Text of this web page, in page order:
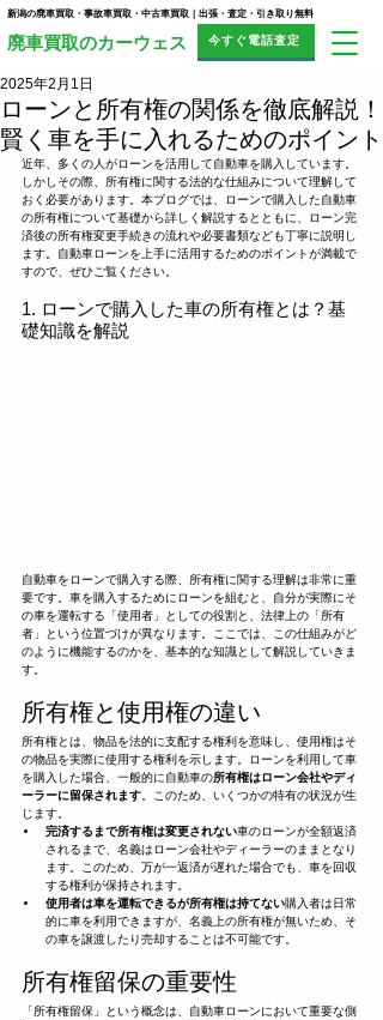
今すぐ電話査定
​廃車買取のカーウェス
新潟の廃車買取・事故車買取・中古車買取｜出張・査定・引き取り無料
ローンと所有権の関係を徹底解説！
賢く車を手に入れるためのポイント
2025年2月1日
近年、多くの人がローンを活用して自動車を購入しています。
しかしその際、所有権に関する法的な仕組みについて理解して
おく必要があります。本ブログでは、ローンで購入した自動車
の所有権について基礎から詳しく解説するとともに、ローン完
済後の所有権変更手続きの流れや必要書類なども丁寧に説明し
ます。自動車ローンを上手に活用するためのポイントが満載で
すので、ぜひご覧ください。
1. ローンで購入した車の所有権とは？基
礎知識を解説
自動車をローンで購入する際、所有権に関する理解は非常に重
要です。車を購入するためにローンを組むと、自分が実際にそ
の車を運転する「使用者」としての役割と、法律上の「所有
者」という位置づけが異なります。ここでは、この仕組みがど
のように機能するのかを、基本的な知識として解説していきま
す。
所有権と使用権の違い
所有権とは、物品を法的に支配する権利を意味し、使用権はそ
の物品を実際に使用する権利を示します。ローンを利用して車
を購入した場合、一般的に自動車の所有権はローン会社やディ
ーラーに留保されます 。このため、いくつかの特有の状況が生
じます。
完済するまで所有権は変更されない車のローンが全額返済
されるまで、名義はローン会社やディーラーのままとなり
ます。このため、万が一返済が遅れた場合でも、車を回収
する権利が保持されます。
使用者は車を運転できるが所有権は持てない購入者は日常
的に車を利用できますが、名義上の所有権が無いため、そ
の車を譲渡したり売却することは不可能です。
所有権留保の重要性
「所有権留保」という概念は、自動車ローンにおいて重要な側